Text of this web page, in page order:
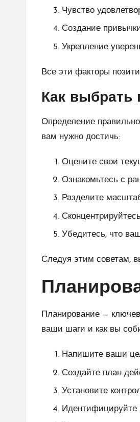
Чувство
Создание
Укрепление
Все эти факторы
Как выбрать
Определение
вам нужно достичь:
Оцените свои
Ознакомьтесь с
Разделите
Убедитесь, что
Следуя этим советам,
Планирование —
ваши шаги и как вы
Напишите ваши
Создайте план
Установите
Идентифицируйте